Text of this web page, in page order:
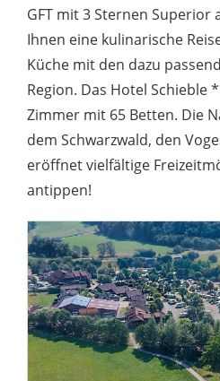
GFT mit 3 Sternen Superior
Ihnen eine kulinarische
Küche mit den dazu
Region. Das Hotel Schieble
Zimmer mit 65 Betten. Die
dem Schwarzwald, den
eröffnet vielfältige
antippen!